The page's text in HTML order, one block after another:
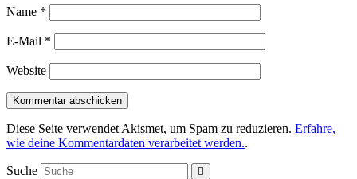
Name *
E-Mail *
Website
Diese Seite verwendet Akismet, um Spam zu reduzieren. Erfahre,
wie deine Kommentardaten verarbeitet werden..
Suche